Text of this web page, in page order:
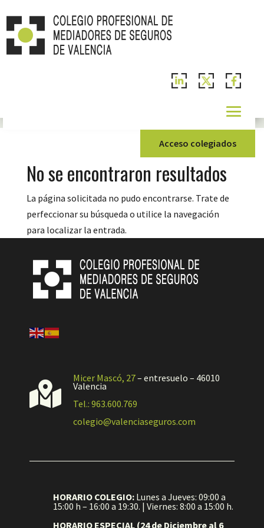
Acceso colegiados
No se encontraron resultados
La página solicitada no pudo encontrarse. Trate de
perfeccionar su búsqueda o utilice la navegación
para localizar la entrada.

Micer Mascó, 27– entresuelo – 46010
Valencia
Tel.: 963.600.769
colegio@valenciaseguros.com
HORARIO COLEGIO: Lunes a Jueves: 09:00 a
15:00 h – 16:00 a 19:30. | Viernes: 8:00 a 15:00 h.
HORARIO ESPECIAL (24 de Diciembre al 6